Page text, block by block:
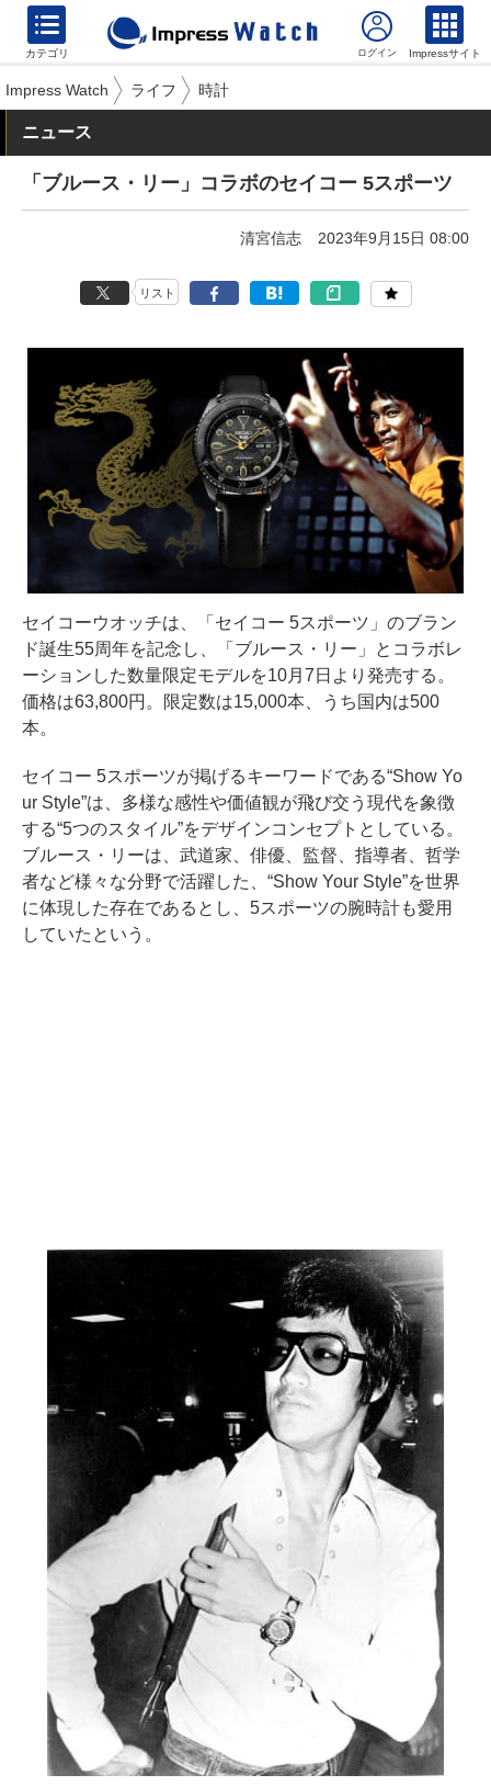
カテゴリ Impressサイト
Impress Watch ライフ 時計
ニュース
「ブルース・リー」コラボのセイコー 5スポーツ
清宮信志 2023年9月15日 08:00
リスト
セイコーウオッチは、「セイコー 5スポーツ」のブラン
ド誕生55周年を記念し、「ブルース・リー」とコラボレ
ーションした数量限定モデルを10月7日より発売する。
価格は63,800円。限定数は15,000本、うち国内は500
本。
セイコー 5スポーツが掲げるキーワードである“Show Yo
ur Style”は、多様な感性や価値観が飛び交う現代を象徴
する“5つのスタイル”をデザインコンセプトとしている。
ブルース・リーは、武道家、俳優、監督、指導者、哲学
者など様々な分野で活躍した、“Show Your Style”を世界
に体現した存在であるとし、5スポーツの腕時計も愛用
していたという。